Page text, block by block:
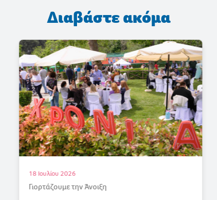
Διαβάστε ακόμα
18 Ιουλίου 2026
Γιορτάζουμε την Άνοιξη